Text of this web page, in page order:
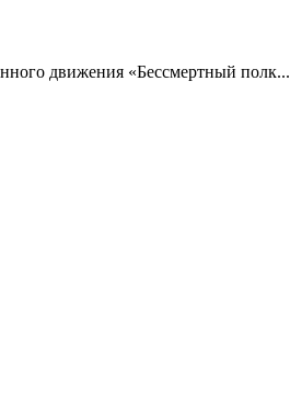
движения «Бессмертный полк...